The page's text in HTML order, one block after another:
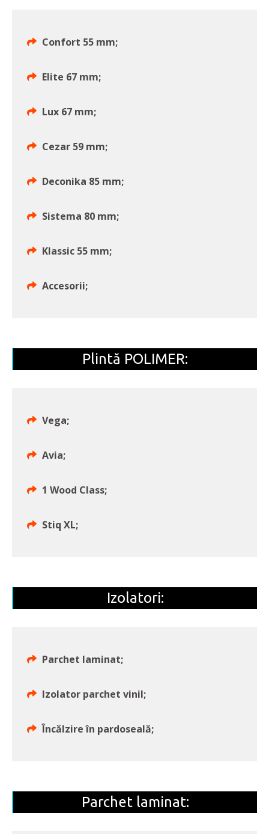
Confort 55 mm;
Elite 67 mm;
Lux 67 mm;
Cezar 59 mm;
Deconika 85 mm;
Sistema 80 mm;
Klassic 55 mm;
Accesorii;
Plintă POLIMER:
Vega;
Avia;
1 Wood Class;
Stiq XL;
Izolatori:
Parchet laminat;
Izolator parchet vinil;
Încălzire în pardoseală;
Parchet laminat: